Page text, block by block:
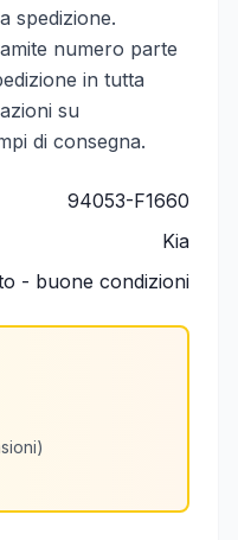
spedizione.
numero parte
in tutta
su
di consegna.
94053-F1660
Kia
- buone condizioni